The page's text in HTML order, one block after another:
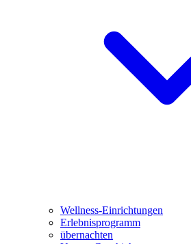
Wellness-Einrichtungen
Erlebnisprogramm
übernachten